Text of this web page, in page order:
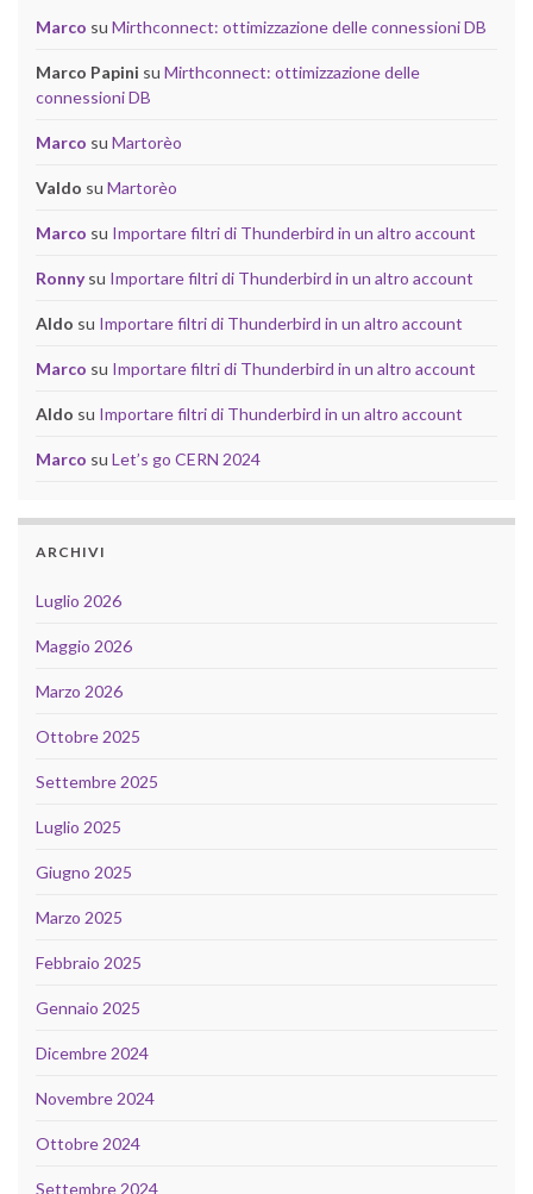
Marco su Mirthconnect: ottimizzazione delle connessioni DB
Marco Papini su Mirthconnect: ottimizzazione delle
connessioni DB
Marco su Martorèo
Valdo su Martorèo
Marco su Importare filtri di Thunderbird in un altro account
Ronnysu Importare filtri di Thunderbird in un altro account
Aldo su Importare filtri di Thunderbird in un altro account
Marco su Importare filtri di Thunderbird in un altro account
Aldo su Importare filtri di Thunderbird in un altro account
Marco su Let’s go CERN 2024
ARCHIVI
Luglio 2026
Maggio 2026
Marzo 2026
Ottobre 2025
Settembre 2025
Luglio 2025
Giugno 2025
Marzo 2025
Febbraio 2025
Gennaio 2025
Dicembre 2024
Novembre 2024
Ottobre 2024
Settembre 2024